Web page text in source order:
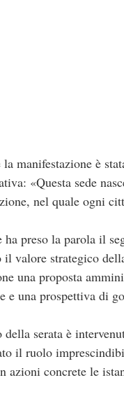
manifestazione è
«Questa sede
nel quale ogni
ha preso la parola il
il valore strategico
una proposta
e una prospettiva di
della serata è
il ruolo
azioni concrete le